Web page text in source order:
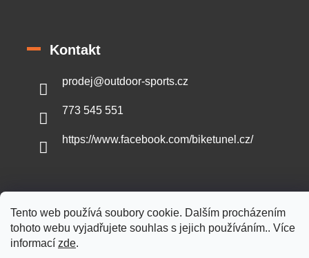
Tento web používá soubory cookie. Dalším procházením
tohoto webu vyjadřujete souhlas s jejich používáním.. Více
informací zde.
Kontakt
prodej@outdoor-sports.cz
773 545 551
https://www.facebook.com/biketunel.cz/
Vytvořil Shoptet